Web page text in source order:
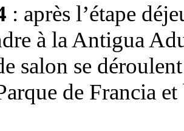
: après l’étape
à la Antigua
salon se
de Francia